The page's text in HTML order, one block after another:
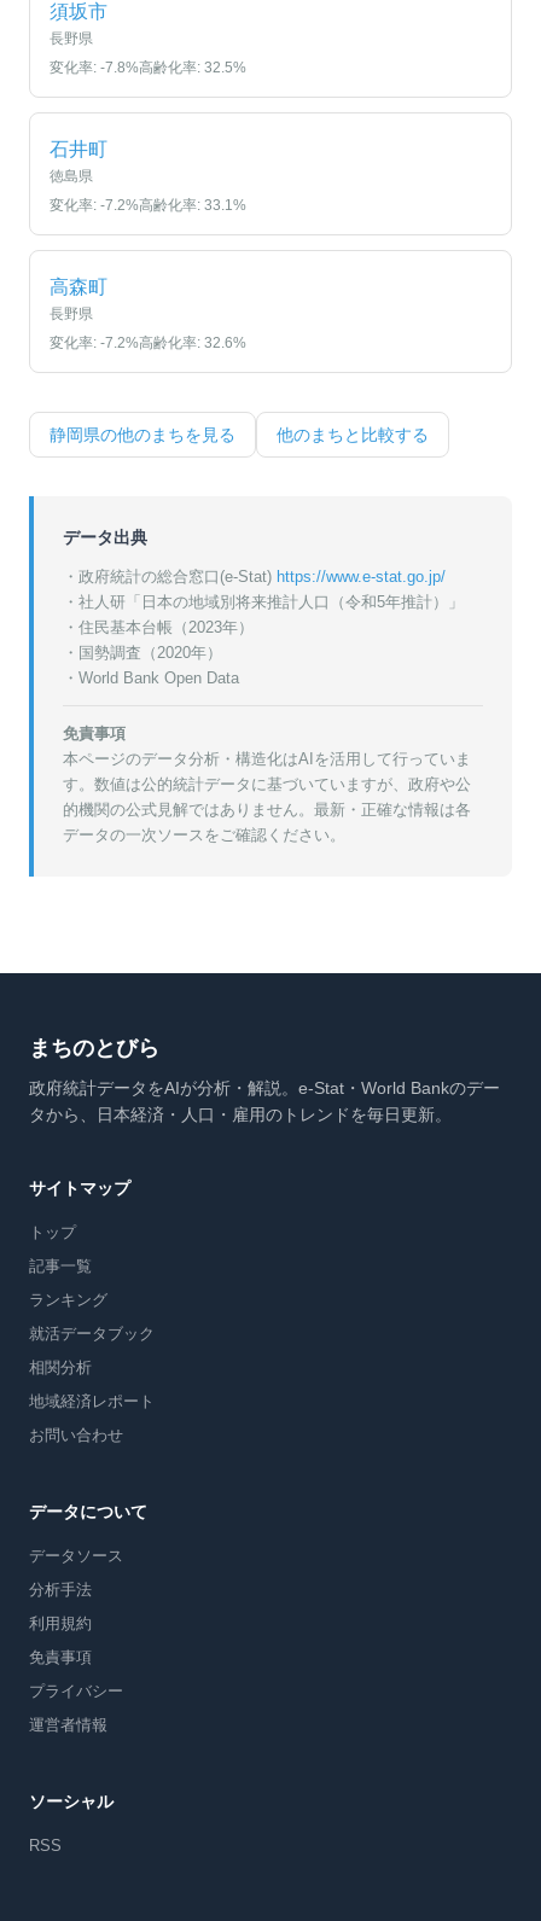
須坂市
長野県
変化率: -7.8%高齢化率: 32.5%
石井町
徳島県
変化率: -7.2%高齢化率: 33.1%
高森町
長野県
変化率: -7.2%高齢化率: 32.6%
静岡県の他のまちを見る 他のまちと比較する
データ出典
・政府統計の総合窓口(e-Stat) https://www.e-stat.go.jp/
・ 社人研「日本の地域別将来推計人口（令和5年推計）」
・ 住民基本台帳（2023年）
・ 国勢調査（2020年）
・World Bank Open Data
免責事項
本ページのデータ分析・構造化はAIを活用して行っていま
す。数値は公的統計データに基づいていますが、政府や公
的機関の公式見解ではありません。最新・正確な情報は各
データの一次ソースをご確認ください。
まちのとびら
政府統計データをAIが分析・解説。e-Stat・World Bankのデー
タから、日本経済・人口・雇用のトレンドを毎日更新。
サイトマップ
トップ
記事一覧
ランキング
就活データブック
相関分析
地域経済レポート
お問い合わせ
データについて
データソース
分析手法
利用規約
免責事項
プライバシー
運営者情報
ソーシャル
RSS